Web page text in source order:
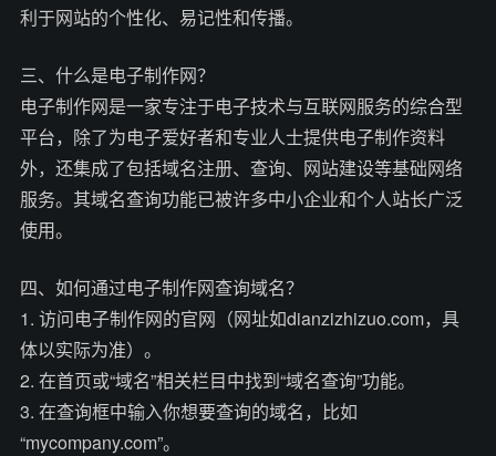
利于网站的个性化、易记性和传播。
三、什么是电子制作网？
电子制作网是一家专注于电子技术与互联网服务的综合型
平台，除了为电子爱好者和专业人士提供电子制作资料
外，还集成了包括域名注册、查询、网站建设等基础网络
服务。其域名查询功能已被许多中小企业和个人站长广泛
使用。
四、如何通过电子制作网查询域名？
1. 访问电子制作网的官网（网址如dianzizhizuo.com，具
体以实际为准）。
2. 在首页或“域名”相关栏目中找到“域名查询”功能。
3. 在查询框中输入你想要查询的域名，比如
“mycompany.com”。